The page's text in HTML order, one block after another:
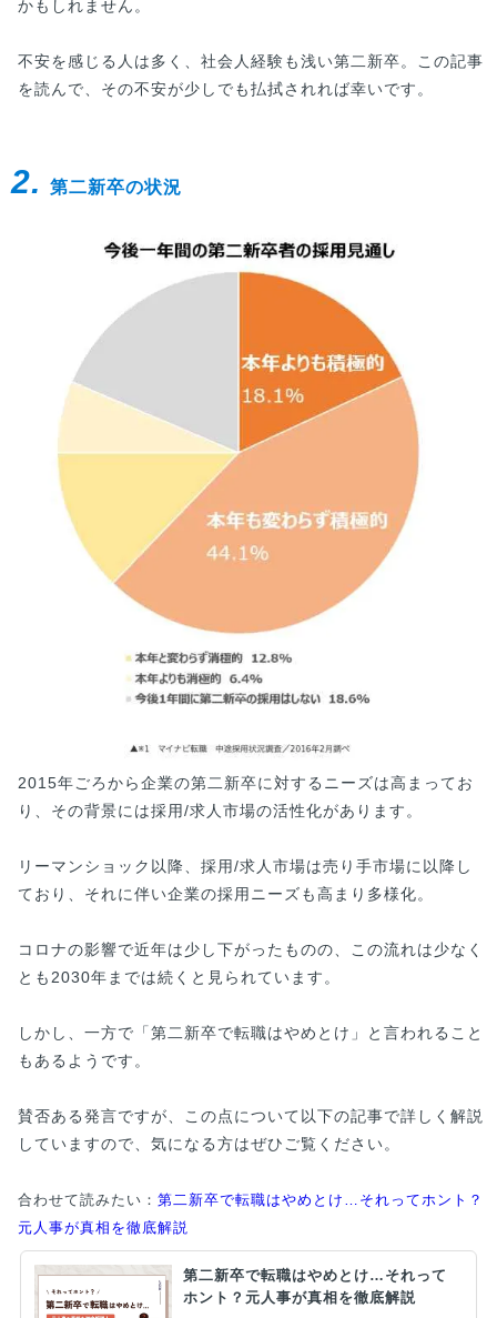
かもしれません。
不安を感じる人は多く、社会人経験も浅い第二新卒。この記事
を読んで、その不安が少しでも払拭されれば幸いです。
2. 第二新卒の状況
2015年ごろから企業の第二新卒に対するニーズは高まってお
り、その背景には採用/求人市場の活性化があります。
リーマンショック以降、採用/求人市場は売り手市場に以降し
ており、それに伴い企業の採用ニーズも高まり多様化。
コロナの影響で近年は少し下がったものの、この流れは少なく
とも2030年までは続くと見られています。
しかし、一方で「第二新卒で転職はやめとけ」と言われること
もあるようです。
賛否ある発言ですが、この点について以下の記事で詳しく解説
していますので、気になる方はぜひご覧ください。
合わせて読みたい： 第二新卒で転職はやめとけ…それってホント？
元人事が真相を徹底解説
第二新卒で転職はやめとけ…それって
ホント？元人事が真相を徹底解説